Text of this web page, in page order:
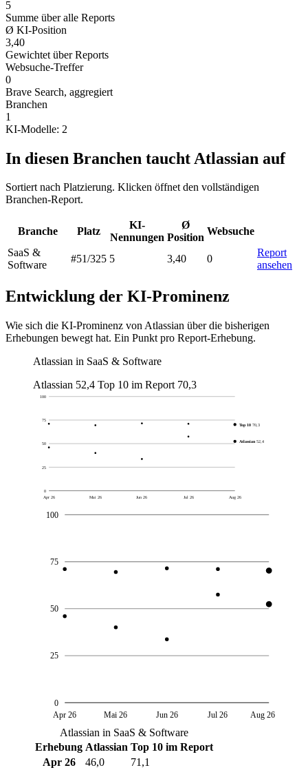
5
Summe über alle Reports
Ø KI-Position
3,40
Gewichtet über Reports
Websuche-Treffer
0
Brave Search, aggregiert
Branchen
1
KI-Modelle: 2
In diesen Branchen taucht Atlassian auf
Sortiert nach Platzierung. Klicken öffnet den vollständigen
Branchen-Report.
Branche Platz
KI-
Nennungen
Ø
Position
Websuche
SaaS &
Software
#51/325 5 3,40 0
Report
ansehen
Entwicklung der KI-Prominenz
Wie sich die KI-Prominenz von Atlassian über die bisherigen
Erhebungen bewegt hat. Ein Punkt pro Report-Erhebung.
Atlassian in SaaS & Software
Atlassian 52,4 Top 10 im Report 70,3
0
25
50
75
100
Apr 26 Mai 26 Jun 26 Jul 26 Aug 26
Atlassian 52,4
Top 10 70,3
0
25
50
75
100
Apr 26 Mai 26 Jun 26 Jul 26 Aug 26
Atlassian in SaaS & Software
Erhebung Atlassian Top 10 im Report
Apr 26
46,0
71,1